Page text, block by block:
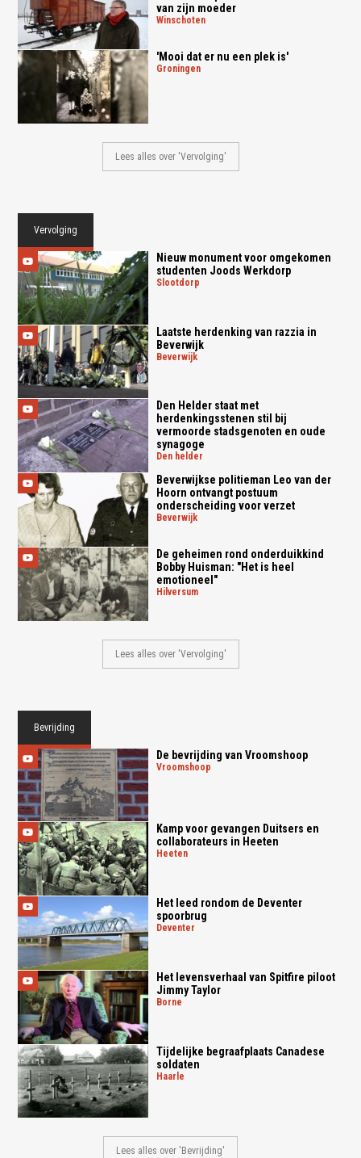
van zijn moeder
winschoten
'Mooi dat er nu een plek is'
groningen
Lees alles over 'Vervolging'
Vervolging
Nieuw monument voor omgekomen
studenten Joods Werkdorp
slootdorp
Laatste herdenking van razzia in
Beverwijk
beverwijk
Den Helder staat met
herdenkingsstenen stil bij
vermoorde stadsgenoten en oude
synagoge
den helder
Beverwijkse politieman Leo van der
Hoorn ontvangt postuum
onderscheiding voor verzet
beverwijk
De geheimen rond onderduikkind
Bobby Huisman: "Het is heel
emotioneel"
hilversum
Lees alles over 'Vervolging'
Bevrijding
De bevrijding van Vroomshoop
vroomshoop
Kamp voor gevangen Duitsers en
collaborateurs in Heeten
heeten
Het leed rondom de Deventer
spoorbrug
deventer
Het levensverhaal van Spitfire piloot
Jimmy Taylor
borne
Tijdelijke begraafplaats Canadese
soldaten
haarle
Lees alles over 'Bevrijding'